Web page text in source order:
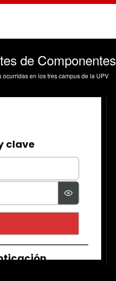
de Componentes
en los tres campus de la UPV